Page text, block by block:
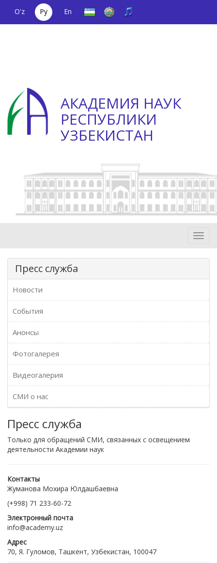
O'z Ру
En
АКАДЕМИЯ НАУК
РЕСПУБЛИКИ
УЗБЕКИСТАН
Пресс служба
Новости
События
Анонсы
Фотогалерея
Видеогалерия
СМИ о нас
Пресс служба
Только для обращений СМИ, связанных с освещением
деятельности Академии наук
Контакты
Жуманова Мохира Юлдашбаевна
(+998) 71 233-60-72
Электронный почта
info@academy.uz
Адрес
70, Я. Гуломов, Ташкент, Узбекистан, 100047